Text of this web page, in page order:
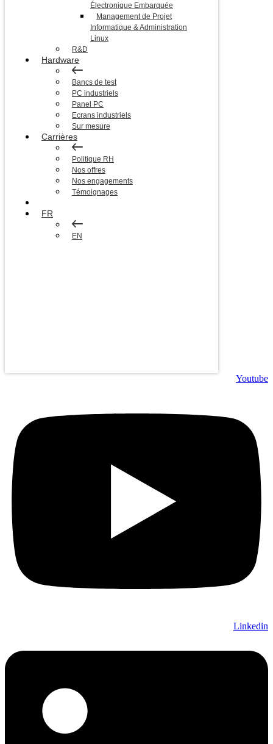
Électronique Embarquée
Management de Projet
Informatique & Administration
Linux
R&D
Hardware
Bancs de test
PC industriels
Panel PC
Ecrans industriels
Sur mesure
Carrières
Politique RH
Nos offres
Nos engagements
Témoignages
FR
EN
Youtube
Linkedin